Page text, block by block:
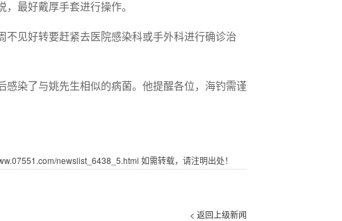
说，最好戴厚手套进行操作。
见好转要赶紧去医院感染科或手外科进行确诊治
染了与姚先生相似的病菌。他提醒各位，海钓需谨
newslist_6438_5.html 如需转载，请注明出处！
< 返回上级新闻